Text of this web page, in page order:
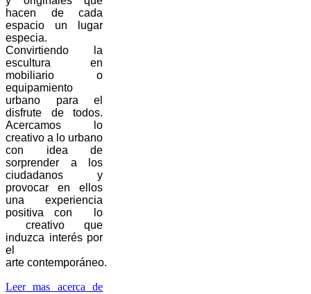
hacen de cada
espacio un lugar
especia.
Convirtiendo la
escultura en
mobiliario o
equipamiento
urbano para el
disfrute de todos.
Acercamos lo
creativo a lo urbano
con idea de
sorprender a los
ciudadanos y
provocar en ellos
una experiencia
positiva con lo
creativo que
induzca interés por
el
arte contemporáneo.
Leer mas acerca de